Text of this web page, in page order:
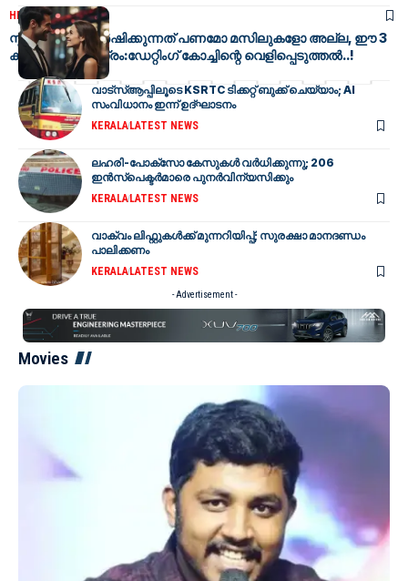
HEALTH
സ്ത്രീകളെ ആകർഷിക്കുന്നത് പണമോ മസിലുകളോ അല്ല, ഈ 3
കാര്യങ്ങൾ മാത്രം:ഡേറ്റിംഗ് കോച്ചിന്റെ വെളിപ്പെടുത്തൽ..!
വാട്സ്ആപ്പിലൂടെ KSRTC ടിക്കറ്റ് ബുക്ക് ചെയ്യാം; AI
സംവിധാനം ഇന്ന് ഉദ്ഘാടനം
KERALALATEST NEWS
ലഹരി-പോക്സോ കേസുകൾ വർധിക്കുന്നു; 206
ഇൻസ്പെക്ടർമാരെ പുനർവിന്യസിക്കും
KERALALATEST NEWS
വാക്വം ലിഫ്റ്റുകൾക്ക് മുന്നറിയിപ്പ്; സുരക്ഷാ മാനദണ്ഡം
പാലിക്കണം
KERALALATEST NEWS
- Advertisement -
Movies